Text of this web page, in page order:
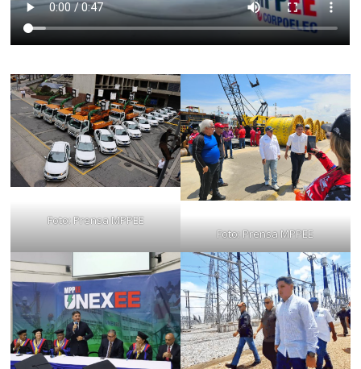
Foto: Prensa MPPEE
Foto: Prensa MPPEE